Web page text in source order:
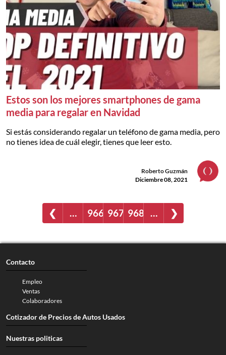
Estos son los mejores smartphones de gama
media para regalar en Navidad
Si estás considerando regalar un teléfono de gama media, pero
no tienes idea de cuál elegir, tienes que leer esto.
Roberto Guzmán
Diciembre 08, 2021
❮ … 966 967 968 … ❯
Contacto
Empleo
Ventas
Colaboradores
Cotizador de Precios de Autos Usados
Nuestras politicas